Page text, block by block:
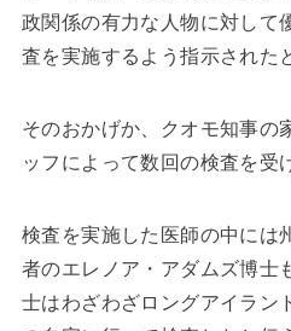
政関係の有力な人物に対して
査を実施するよう指示された
そのおかげか、クオモ知事の
ッフによって数回の検査を受
検査を実施した医師の中には
者のエレノア・アダムズ博士
士はわざわざロングアイラン